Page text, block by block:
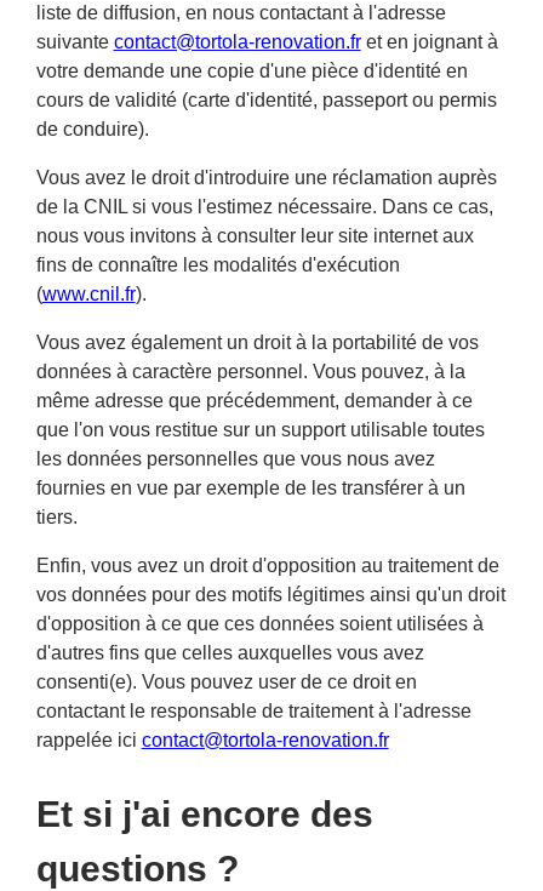
liste de diffusion, en nous contactant à l'adresse
suivante contact@tortola-renovation.fret en joignant à
votre demande une copie d'une pièce d'identité en
cours de validité (carte d'identité, passeport ou permis
de conduire).
Vous avez le droit d'introduire une réclamation auprès
de la CNIL si vous l'estimez nécessaire. Dans ce cas,
nous vous invitons à consulter leur site internet aux
fins de connaître les modalités d'exécution
(www.cnil.fr).
Vous avez également un droit à la portabilité de vos
données à caractère personnel. Vous pouvez, à la
même adresse que précédemment, demander à ce
que l'on vous restitue sur un support utilisable toutes
les données personnelles que vous nous avez
fournies en vue par exemple de les transférer à un
tiers.
Enfin, vous avez un droit d'opposition au traitement de
vos données pour des motifs légitimes ainsi qu'un droit
d'opposition à ce que ces données soient utilisées à
d'autres fins que celles auxquelles vous avez
consenti(e). Vous pouvez user de ce droit en
contactant le responsable de traitement à l'adresse
rappelée ici contact@tortola-renovation.fr
Et si j'ai encore des
questions ?